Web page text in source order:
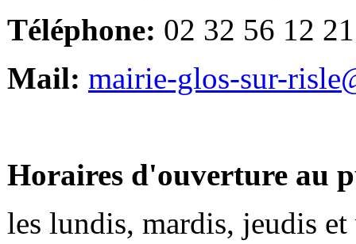
Téléphone: 02 32 56 12 21
Mail: mairie-glos-sur-
Horaires d'ouverture au
les lundis, mardis, jeudis et